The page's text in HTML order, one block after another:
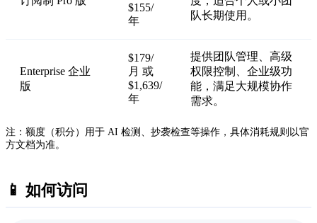
$155/
年
队长期使用。
Enterprise 企业
版
$179/
月 或
$1,639/
年
提供团队管理、高级
权限控制、企业级功
能，满足大规模协作
需求。
注：额度（积分）用于 AI 检测、抄袭检查等操作，具体消耗规则以官
方文档为准。
📱 如何访问